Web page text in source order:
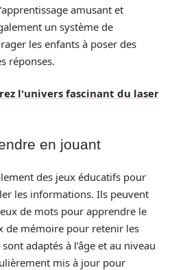
amusant et
un système de
les enfants à poser des
réponses.
l'univers fascinant du laser
en jouant
des jeux éducatifs pour
les informations. Ils peuvent
de mots pour apprendre le
de mémoire pour retenir les
adaptés à l’âge et au niveau
mis à jour pour